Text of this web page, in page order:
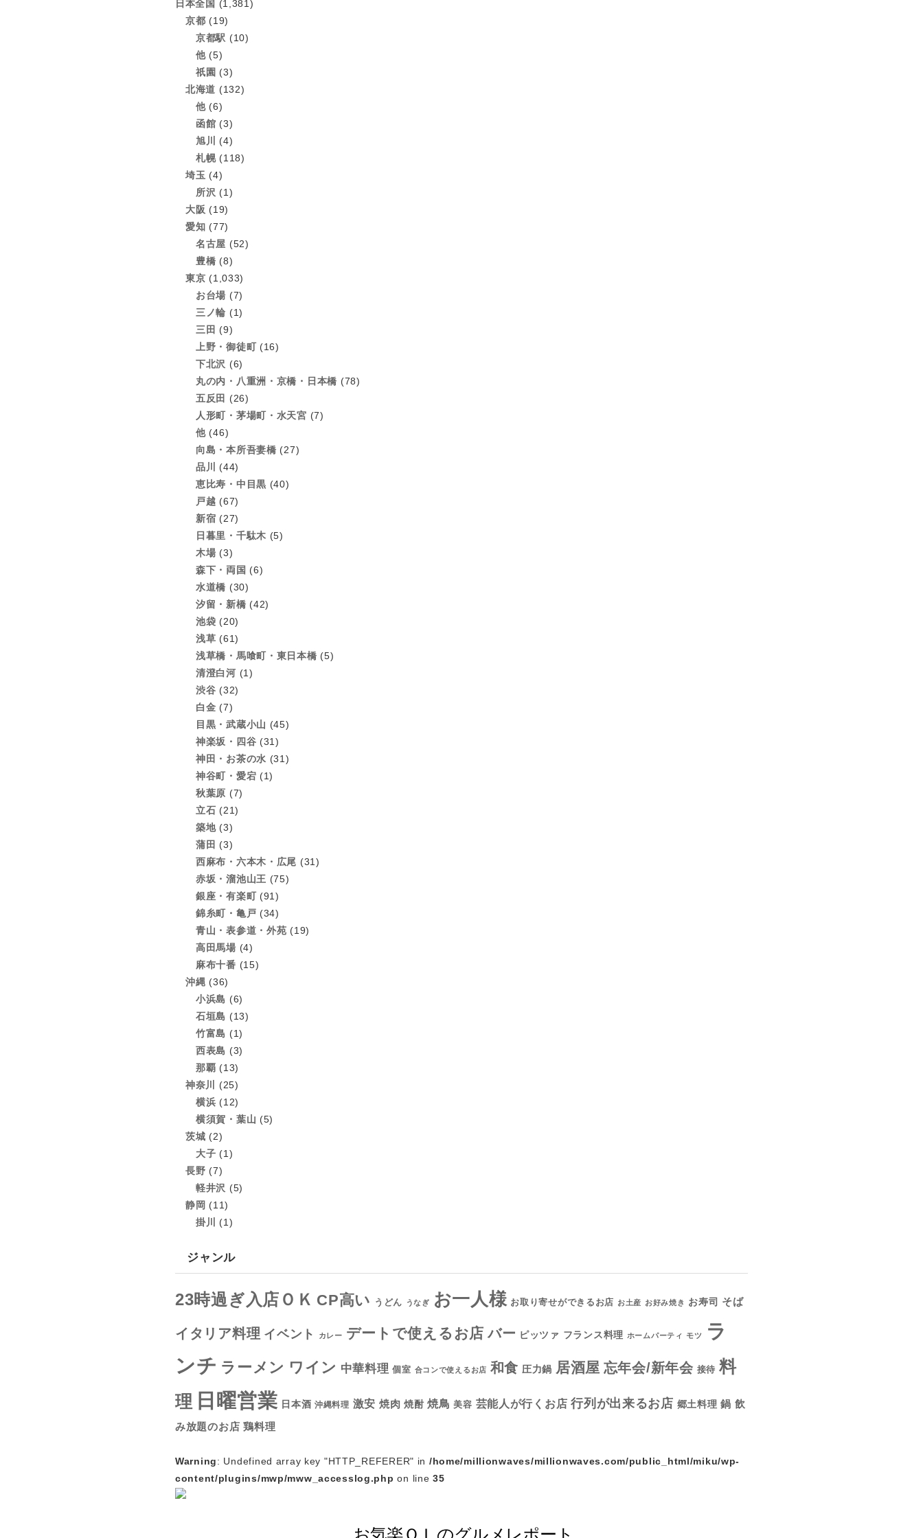
日本全国 (1,381)
京都 (19)
京都駅 (10)
他(5)
祇園 (3)
北海道 (132)
他(6)
函館 (3)
旭川
(4)
札幌(118)
埼玉 (4)
所沢 (1)
大阪 (19)
愛知 (77)
名古屋 (52)
豊橋 (8)
東京 (1,033)
お台場 (7)
三ノ輪 (1)
三田 (9)
上野・御徒町(16)
下北沢 (6)
丸の内・八重洲・京橋・日本橋 (78)
五反田
(26)
人形町・茅場町・水天宮 (7)
他(46)
向島・本所吾妻橋 (27)
品川
(44)
恵比寿・中目黒 (40)
戸越 (67)
新宿 (27)
日暮里・千駄木 (5)
木場 (3)
森下・両国 (6)
水道橋 (30)
汐留・新橋 (42)
池袋 (20)
浅草 (61)
浅草橋・馬喰町・東日本橋 (5)
清澄白河 (1)
渋谷 (32)
白金 (7)
目黒・武蔵小山 (45)
神楽坂・四谷 (31)
神田・お茶の水 (31)
神谷町・愛宕 (1)
秋葉原 (7)
立石 (21)
築地(3)
蒲田 (3)
西麻布・六本木・広尾 (31)
赤坂・溜池山王 (75)
銀座・有楽町(91)
錦糸町・亀戸 (34)
青山・表参道・外苑 (19)
高田馬場 (4)
麻布十番 (15)
沖縄 (36)
小浜島 (6)
石垣島 (13)
竹富島 (1)
西表島 (3)
那覇 (13)
神奈川
(25)
横浜 (12)
横須賀・葉山 (5)
茨城 (2)
大子 (1)
長野 (7)
軽井沢 (5)
静岡 (11)
掛川
(1)
ジャンル
23時過ぎ入店ＯＫ CP高い うどん うなぎ お一人様 お取り寄せができるお店 お土産 お好み焼き お寿司 そば
イタリア料理 イベント カレー デートで使えるお店 バー ピッツァ フランス料理 ホームパーティ モツ
ラ
ンチ ラーメン ワイン 中華料理 個室 合コンで使えるお店 和食 圧力鍋 居酒屋 忘年会/新年会 接待 料
理 日曜営業 日本酒 沖縄料理 激安 焼肉 焼酎 焼鳥 美容 芸能人が行くお店 行列が出来るお店 郷土料理 鍋 飲
み放題のお店 鶏料理
Warning: Undefined array key "HTTP_REFERER" in /home/millionwaves/millionwaves.com/public_html/miku/wp-
content/plugins/mwp/mww_accesslog.php on line35